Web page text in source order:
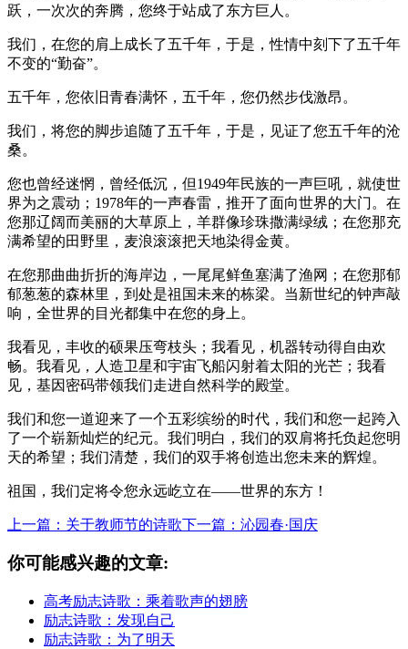
跃，一次次的奔腾，您终于站成了东方巨人。
我们，在您的肩上成长了五千年，于是，性情中刻下了五千年
不变的“勤奋”。
五千年，您依旧青春满怀，五千年，您仍然步伐激昂。
我们，将您的脚步追随了五千年，于是，见证了您五千年的沧
桑。
您也曾经迷惘，曾经低沉，但1949年民族的一声巨吼，就使世
界为之震动；1978年的一声春雷，推开了面向世界的大门。在
您那辽阔而美丽的大草原上，羊群像珍珠撒满绿绒；在您那充
满希望的田野里，麦浪滚滚把天地染得金黄。
在您那曲曲折折的海岸边，一尾尾鲜鱼塞满了渔网；在您那郁
郁葱葱的森林里，到处是祖国未来的栋梁。当新世纪的钟声敲
响，全世界的目光都集中在您的身上。
我看见，丰收的硕果压弯枝头；我看见，机器转动得自由欢
畅。我看见，人造卫星和宇宙飞船闪射着太阳的光芒；我看
见，基因密码带领我们走进自然科学的殿堂。
我们和您一道迎来了一个五彩缤纷的时代，我们和您一起跨入
了一个崭新灿烂的纪元。我们明白，我们的双肩将托负起您明
天的希望；我们清楚，我们的双手将创造出您未来的辉煌。
祖国，我们定将令您永远屹立在——世界的东方！
上一篇：关于教师节的诗歌下一篇：沁园春·国庆
你可能感兴趣的文章:
高考励志诗歌：乘着歌声的翅膀
励志诗歌：发现自己
励志诗歌：为了明天